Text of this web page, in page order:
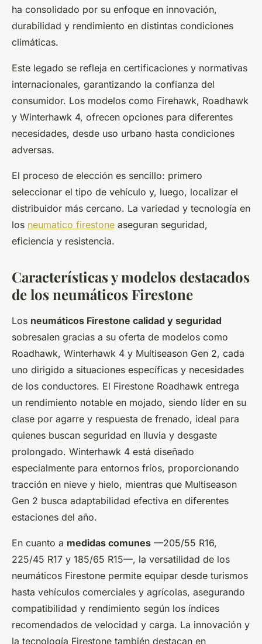
ha consolidado por su enfoque en innovación,
durabilidad y rendimiento en distintas condiciones
climáticas.
Este legado se refleja en certificaciones y normativas
internacionales, garantizando la confianza del
consumidor. Los modelos como Firehawk, Roadhawk
y Winterhawk 4, ofrecen opciones para diferentes
necesidades, desde uso urbano hasta condiciones
adversas.
El proceso de elección es sencillo: primero
seleccionar el tipo de vehículo y, luego, localizar el
distribuidor más cercano. La variedad y tecnología en
los neumatico firestone aseguran seguridad,
eficiencia y resistencia.
Características y modelos destacados
de los neumáticos Firestone
Los neumáticos Firestone calidad y seguridad
sobresalen gracias a su oferta de modelos como
Roadhawk, Winterhawk 4 y Multiseason Gen 2, cada
uno dirigido a situaciones específicas y necesidades
de los conductores. El Firestone Roadhawk entrega
un rendimiento notable en mojado, siendo líder en su
clase por agarre y respuesta de frenado, ideal para
quienes buscan seguridad en lluvia y desgaste
prolongado. Winterhawk 4 está diseñado
especialmente para entornos fríos, proporcionando
tracción en nieve y hielo, mientras que Multiseason
Gen 2 busca adaptabilidad efectiva en diferentes
estaciones del año.
En cuanto a medidas comunes —205/55 R16,
225/45 R17 y 185/65 R15—, la versatilidad de los
neumáticos Firestone permite equipar desde turismos
hasta vehículos comerciales y agrícolas, asegurando
compatibilidad y rendimiento según los índices
recomendados de velocidad y carga. La innovación y
la tecnología Firestone también destacan en